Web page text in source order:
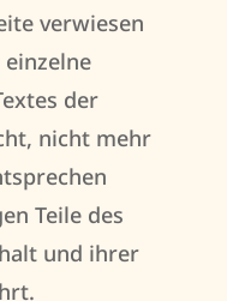
verwiesen
der
nicht mehr
Teile des
und ihrer